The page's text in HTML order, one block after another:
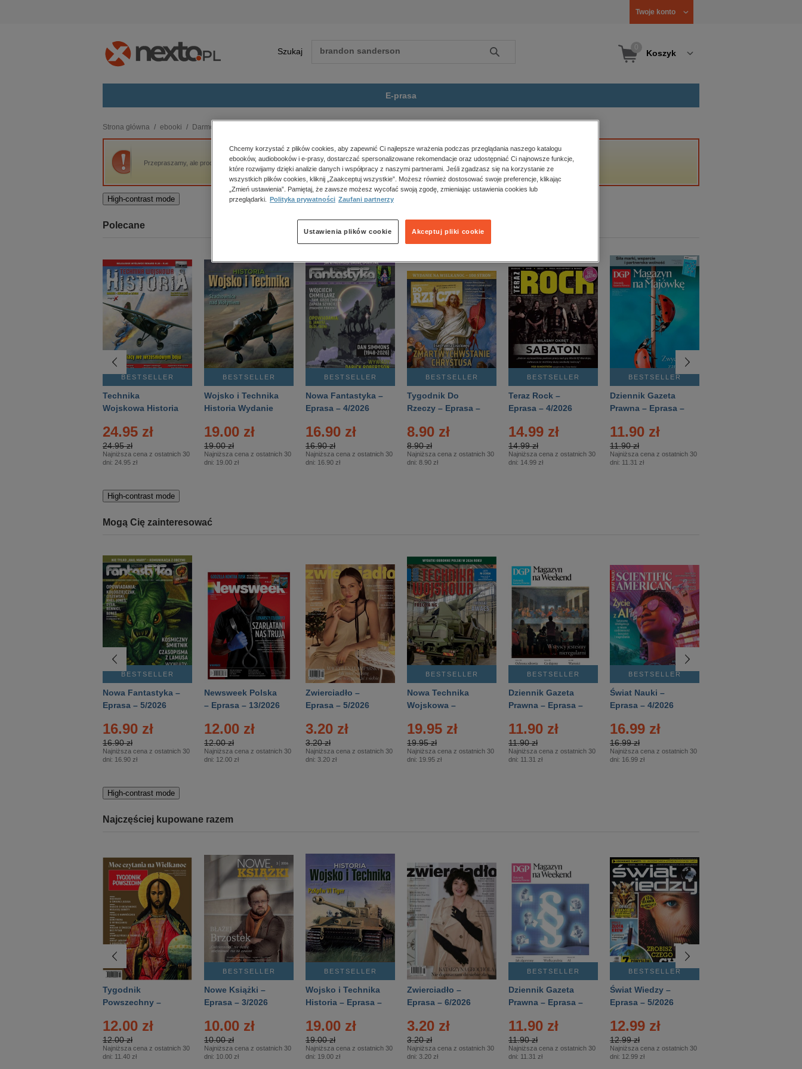
Twoje konto
Szukaj Szukaj Koszyk
E-prasa
budownictwo, aranżacja wnętrz
biznesowe, branżowe, gospodarka
darmowe wydania
edukacja
kobiece, lifestyle, kultura
polityka, społeczno-informacyjne
psychologiczne
inne
popularno-naukowe
historia
zdrowie
religie
Strona główna ebooki Darmowe ebooki
Przepraszamy, ale produkt „Szeroki Dunaj” nie jest dostępny.
High-contrast mode
Polecane
BESTSELLER
Technika
Wojskowa Historia
24.95 zł
24.95 zł
Najniższa cena z ostatnich 30
dni: 24.95 zł
BESTSELLER
Wojsko i Technika
Historia Wydanie
– 2/2026
19.00 zł
19.00 zł
Najniższa cena z ostatnich 30
dni: 19.00 zł
BESTSELLER
Nowa Fantastyka –
Eprasa – 4/2026
16.90 zł
16.90 zł
Najniższa cena z ostatnich 30
dni: 16.90 zł
BESTSELLER
Tygodnik Do
Rzeczy – Eprasa –
8.90 zł
8.90 zł
Najniższa cena z ostatnich 30
dni: 8.90 zł
BESTSELLER
Teraz Rock –
Eprasa – 4/2026
14.99 zł
14.99 zł
Najniższa cena z ostatnich 30
dni: 14.99 zł
BESTSELLER
Dziennik Gazeta
Prawna – Eprasa –
11.90 zł
11.90 zł
Najniższa cena z ostatnich 30
dni: 11.31 zł
High-contrast mode
Mogą Cię zainteresować
BESTSELLER
Nowa Fantastyka –
Eprasa – 5/2026
16.90 zł
16.90 zł
Najniższa cena z ostatnich 30
dni: 16.90 zł
Newsweek Polska
– Eprasa – 13/2026
12.00 zł
12.00 zł
Najniższa cena z ostatnich 30
dni: 12.00 zł
Zwierciadło –
Eprasa – 5/2026
3.20 zł
3.20 zł
Najniższa cena z ostatnich 30
dni: 3.20 zł
BESTSELLER
Nowa Technika
Wojskowa –
19.95 zł
19.95 zł
Najniższa cena z ostatnich 30
dni: 19.95 zł
BESTSELLER
Dziennik Gazeta
Prawna – Eprasa –
11.90 zł
11.90 zł
Najniższa cena z ostatnich 30
dni: 11.31 zł
BESTSELLER
Świat Nauki –
Eprasa – 4/2026
16.99 zł
16.99 zł
Najniższa cena z ostatnich 30
dni: 16.99 zł
High-contrast mode
Najczęściej kupowane razem
Tygodnik
Powszechny –
12.00 zł
12.00 zł
Najniższa cena z ostatnich 30
dni: 11.40 zł
BESTSELLER
Nowe Książki –
Eprasa – 3/2026
10.00 zł
10.00 zł
Najniższa cena z ostatnich 30
dni: 10.00 zł
BESTSELLER
Wojsko i Technika
Historia – Eprasa –
19.00 zł
19.00 zł
Najniższa cena z ostatnich 30
dni: 19.00 zł
Zwierciadło –
Eprasa – 6/2026
3.20 zł
3.20 zł
Najniższa cena z ostatnich 30
dni: 3.20 zł
BESTSELLER
Dziennik Gazeta
Prawna – Eprasa –
11.90 zł
11.90 zł
Najniższa cena z ostatnich 30
dni: 11.31 zł
BESTSELLER
Świat Wiedzy –
Eprasa – 5/2026
12.99 zł
12.99 zł
Najniższa cena z ostatnich 30
dni: 12.99 zł
Chcemy korzystać z plików cookies, aby zapewnić Ci najlepsze wrażenia podczas przeglądania naszego katalogu
ebooków, audiobooków i e-prasy, dostarczać spersonalizowane rekomendacje oraz udostępniać Ci najnowsze funkcje,
które rozwijamy dzięki analizie danych i współpracy z naszymi partnerami. Jeśli zgadzasz się na korzystanie ze
wszystkich plików cookies, kliknij „Zaakceptuj wszystkie”. Możesz również dostosować swoje preferencje, klikając
„Zmień ustawienia”. Pamiętaj, że zawsze możesz wycofać swoją zgodę, zmieniając ustawienia cookies lub
przeglądarki.
Polityka prywatności Zaufani partnerzy
Akceptuj pliki cookie
Ustawienia plików cookie